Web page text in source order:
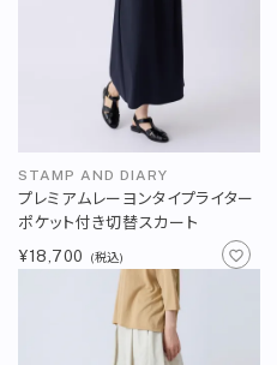
STAMP AND DIARY
プレミアムレーヨンタイプライター
ポケット付き切替スカート
¥18,700 (税込)